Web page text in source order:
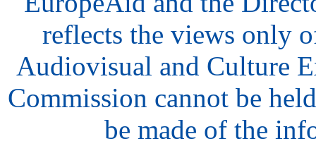
reflects the views only
Audiovisual and Culture
Commission cannot be
be made of the